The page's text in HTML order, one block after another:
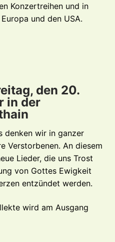
Konzertreihen und in
und den USA.
den 20.
in der
denken wir in ganzer
Verstorbenen. An diesem
Lieder, die uns Trost
von Gottes Ewigkeit
entzündet werden.
wird am Ausgang